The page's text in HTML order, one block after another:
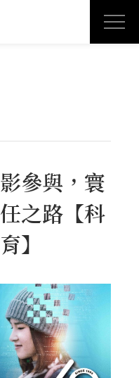
參與，寰
之路【科
】